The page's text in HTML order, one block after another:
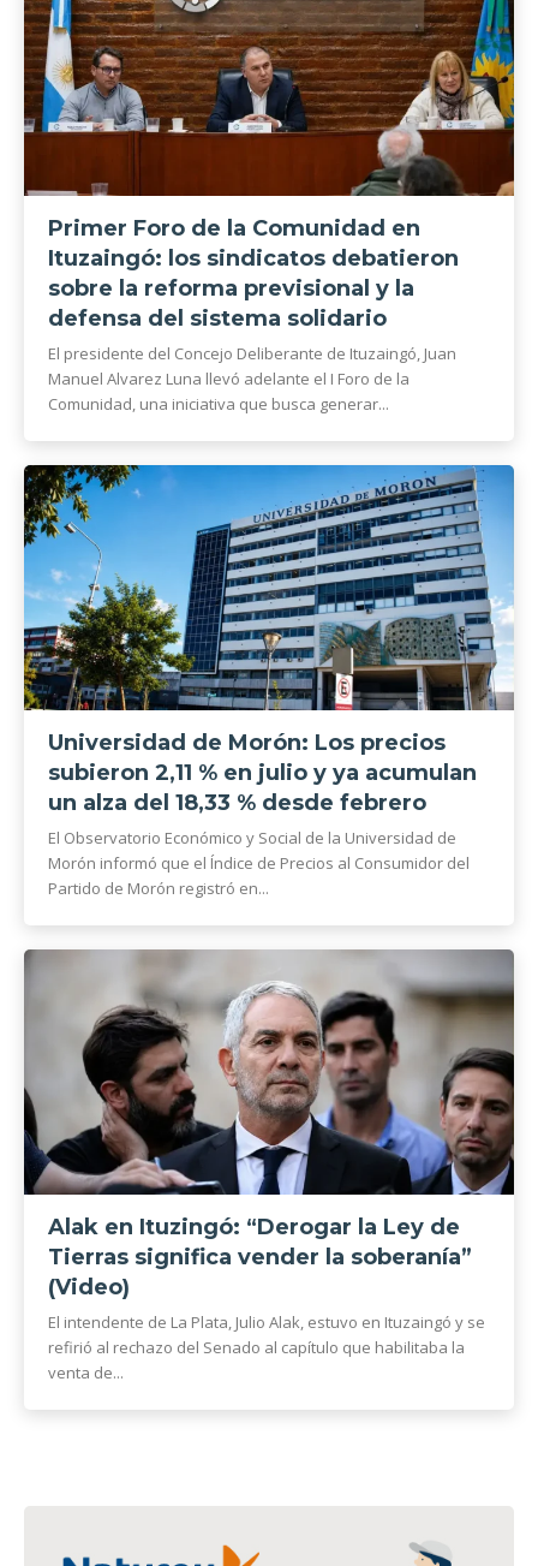
Primer Foro de la Comunidad en
Ituzaingó: los sindicatos debatieron
sobre la reforma previsional y la
defensa del sistema solidario
El presidente del Concejo Deliberante de Ituzaingó, Juan
Manuel Alvarez Luna llevó adelante el I Foro de la
Comunidad, una iniciativa que busca generar...
Universidad de Morón: Los precios
subieron 2,11 % en julio y ya acumulan
un alza del 18,33 % desde febrero
El Observatorio Económico y Social de la Universidad de
Morón informó que el Índice de Precios al Consumidor del
Partido de Morón registró en...
Alak en Ituzingó: “Derogar la Ley de
Tierras significa vender la soberanía”
(Video)
El intendente de La Plata, Julio Alak, estuvo en Ituzaingó y se
refirió al rechazo del Senado al capítulo que habilitaba la
venta de...